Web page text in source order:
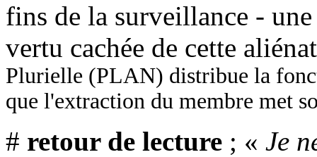
fins de la surveillance -
vertu cachée de cette
Plurielle (PLAN) distribue la
que l'extraction du membre met
# retour de lecture ; « Je